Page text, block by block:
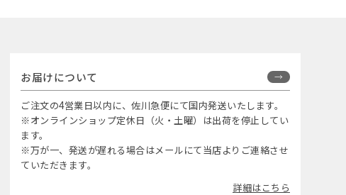
お届けについて
ご注文の4営業日以内に、佐川急便にて国内発送いたします。
※オンラインショップ定休日（火・土曜）は出荷を停止してい
ます。
※万が一、発送が遅れる場合はメールにて当店よりご連絡させ
ていただきます。
詳細はこちら